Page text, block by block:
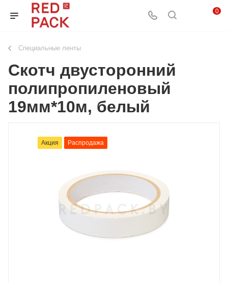
0
Специальные ленты
Скотч двусторонний
полипропиленовый
19мм*10м, белый
Акция Распродажа